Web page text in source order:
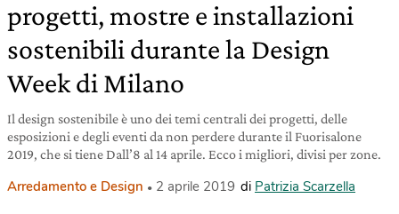
progetti, mostre e installazioni
sostenibili durante la Design
Week di Milano
Il design sostenibile è uno dei temi centrali dei progetti, delle
esposizioni e degli eventi da non perdere durante il Fuorisalone
2019, che si tiene Dall’8 al 14 aprile. Ecco i migliori, divisi per zone.
Arredamento e Design 2 aprile 2019 di Patrizia Scarzella